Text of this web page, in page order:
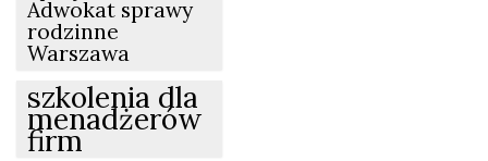
Adwokat sprawy
rodzinne
Warszawa
szkolenia dla
menadżerów
firm